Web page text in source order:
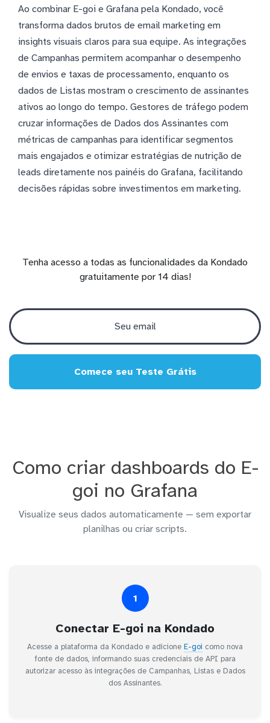
Ao combinar E-goi e Grafana pela Kondado, você
transforma dados brutos de email marketing em
insights visuais claros para sua equipe. As integrações
de Campanhas permitem acompanhar o desempenho
de envios e taxas de processamento, enquanto os
dados de Listas mostram o crescimento de assinantes
ativos ao longo do tempo. Gestores de tráfego podem
cruzar informações de Dados dos Assinantes com
métricas de campanhas para identificar segmentos
mais engajados e otimizar estratégias de nutrição de
leads diretamente nos painéis do Grafana, facilitando
decisões rápidas sobre investimentos em marketing.
Tenha acesso a todas as funcionalidades da Kondado
gratuitamente por 14 dias!
Comece seu Teste Grátis
Como criar dashboards do E-
goi no Grafana
Visualize seus dados automaticamente — sem exportar
planilhas ou criar scripts.
1
Conectar E-goi na Kondado
Acesse a plataforma da Kondado e adicione E-goi como nova
fonte de dados, informando suas credenciais de API para
autorizar acesso às integrações de Campanhas, Listas e Dados
dos Assinantes.